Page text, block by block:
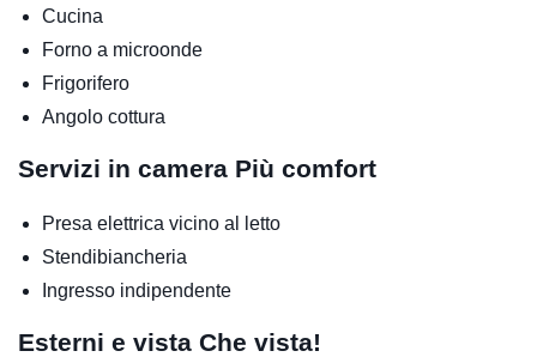
Cucina
Forno a microonde
Frigorifero
Angolo cottura
Servizi in camera Più comfort
Presa elettrica vicino al letto
Stendibiancheria
Ingresso indipendente
Esterni e vista Che vista!